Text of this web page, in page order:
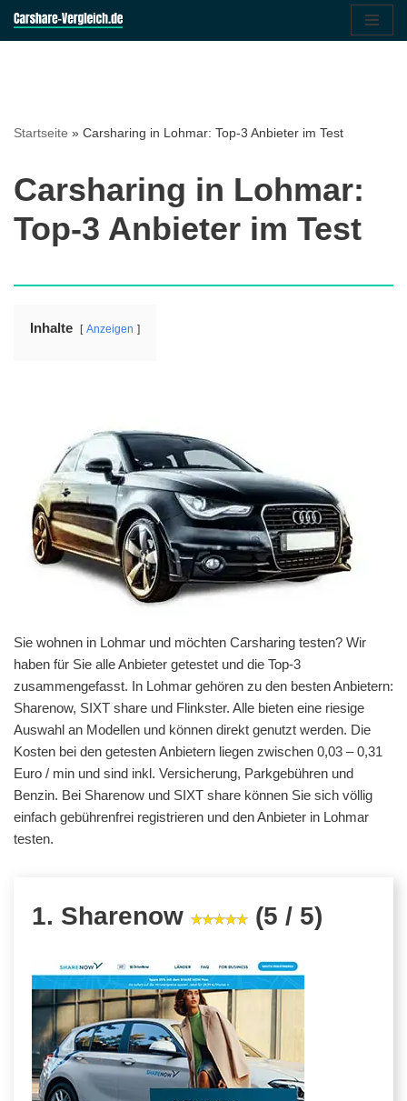
Startseite » Carsharing in Lohmar: Top-3 Anbieter im Test
Carsharing in Lohmar:
Top-3 Anbieter im Test
Inhalte Anzeigen
Sie wohnen in Lohmar und möchten Carsharing testen? Wir
haben für Sie alle Anbieter getestet und die Top-3
zusammengefasst. In Lohmar gehören zu den besten Anbietern:
Sharenow, SIXT share und Flinkster. Alle bieten eine riesige
Auswahl an Modellen und können direkt genutzt werden. Die
Kosten bei den getesten Anbietern liegen zwischen 0,03 – 0,31
Euro / min und sind inkl. Versicherung, Parkgebühren und
Benzin. Bei Sharenow und SIXT share können Sie sich völlig
einfach gebührenfrei registrieren und den Anbieter in Lohmar
testen.
1. Sharenow (5 / 5)